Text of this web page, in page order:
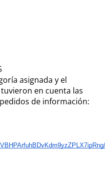
asignada y el
en cuenta las
de información: